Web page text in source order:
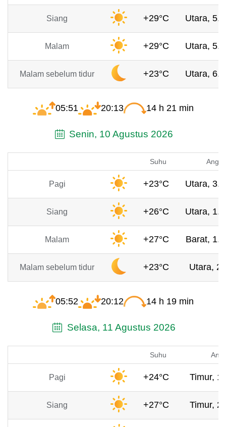
Siang +29°C Utara,
Malam +29°C Utara,
Malam sebelum tidur +23°C Utara,
05:51 20:13 14 h 21 min
Senin, 10 Agustus 2026
Suhu Angin
Pagi +23°C Utara,
Siang +26°C Utara,
Malam +27°C Barat,
Malam sebelum tidur +23°C Utara, 2
05:52 20:12 14 h 19 min
Selasa, 11 Agustus 2026
Suhu
Pagi +24°C Timur,
Siang +27°C Timur,